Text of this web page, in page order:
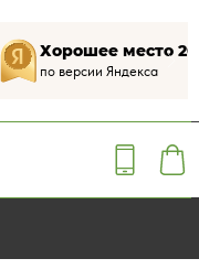
Хорошее место
по версии Яндекса